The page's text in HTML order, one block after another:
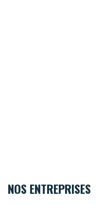
NOS ENTREPRISES